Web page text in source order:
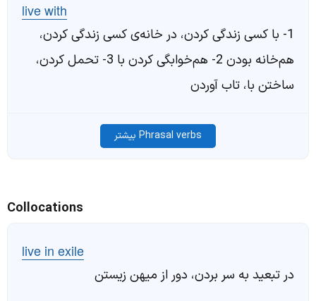
live with
1- با کسی زندگی کردن، در خانه‌ی کسی زندگی کردن،
هم‌خانه بودن 2- هم‌خوابگی کردن با 3- تحمل کردن،
ساختن با، تاب آوردن
Phrasal verbs بیشتر
Collocations
live in exile
در تبعید به سر بردن، دور از میهن زیستن